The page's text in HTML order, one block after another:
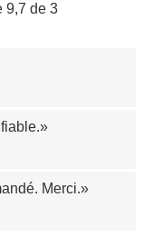
9,7 de 3
Merci.